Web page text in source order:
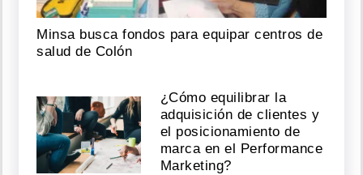
Minsa busca fondos para equipar centros de
salud de Colón
¿Cómo equilibrar la
adquisición de clientes y
el posicionamiento de
marca en el Performance
Marketing?